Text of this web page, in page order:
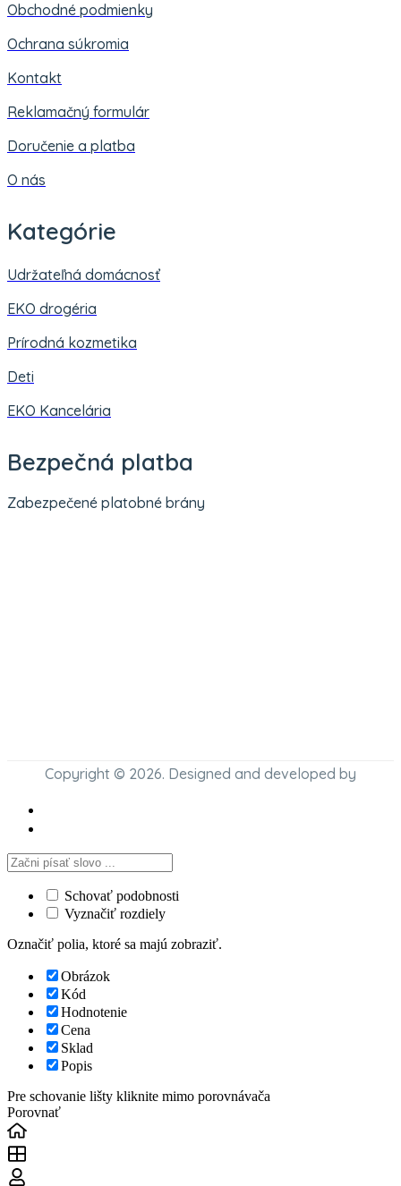
Obchodné podmienky
Ochrana súkromia
Kontakt
Reklamačný formulár
Doručenie a platba
O nás
Kategórie
Udržateľná domácnosť
EKO drogéria
Prírodná kozmetika
Deti
EKO Kancelária
Bezpečná platba
Zabezpečené platobné brány
Copyright © 2026. Designed and developed by
Schovať podobnosti
Vyznačiť rozdiely
Označiť polia, ktoré sa majú zobraziť.
Obrázok
Kód
Hodnotenie
Cena
Sklad
Popis
Pre schovanie lišty kliknite mimo porovnávača
Porovnať